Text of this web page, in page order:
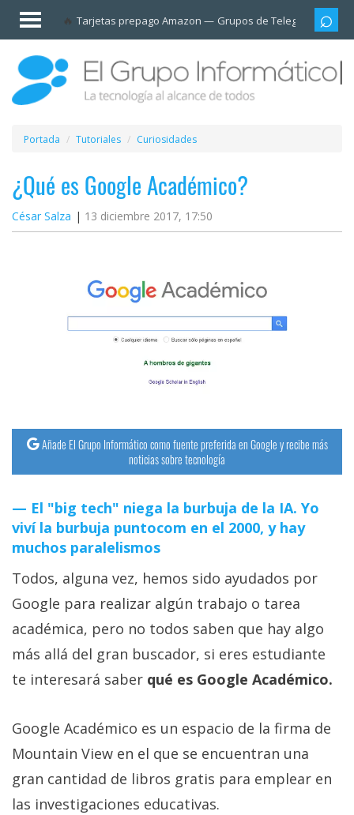
Tarjetas prepago Amazon Grupos de Telegram
Invitado
Iniciar
sesión /
Registrarse
Esenciales
Móviles
Ofertas
Apps
Plataformas
Trucos
y
Ciberseguridad
Sistemas
operativos
Profesional
Más
temas
Sorteos
Portada Tutoriales Curiosidades
¿Qué es Google Académico?
César Salza 13 diciembre 2017, 17:50
Añade El Grupo Informático como fuente preferida en Google y recibe más
noticias sobre tecnología
El "big tech" niega la burbuja de la IA. Yo
viví la burbuja puntocom en el 2000, y hay
muchos paralelismos
Todos, alguna vez, hemos sido ayudados por
Google para realizar algún trabajo o tarea
académica, pero no todos saben que hay algo
más allá del gran buscador, si eres estudiante
te interesará saber qué es Google Académico.
Google Académico es un espacio de la firma de
Mountain View en el que se encuentran una
gran cantidad de libros gratis para emplear en
las investigaciones educativas.